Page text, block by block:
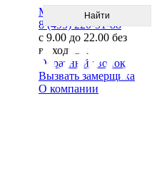
Меню
8 (495) 220-51-88
с 9.00 до 22.00 без
выходных
Обратный звонок
Вызвать замерщика
О компании